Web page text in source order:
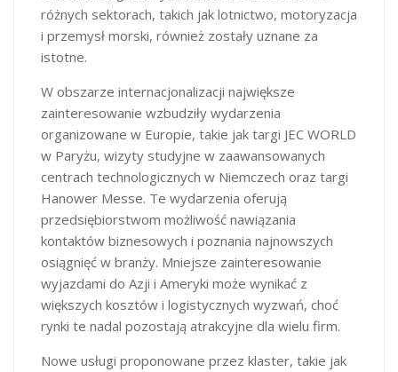
różnych sektorach, takich jak lotnictwo, motoryzacja
i przemysł morski, również zostały uznane za
istotne.
W obszarze internacjonalizacji największe
zainteresowanie wzbudziły wydarzenia
organizowane w Europie, takie jak targi JEC WORLD
w Paryżu, wizyty studyjne w zaawansowanych
centrach technologicznych w Niemczech oraz targi
Hanower Messe. Te wydarzenia oferują
przedsiębiorstwom możliwość nawiązania
kontaktów biznesowych i poznania najnowszych
osiągnięć w branży. Mniejsze zainteresowanie
wyjazdami do Azji i Ameryki może wynikać z
większych kosztów i logistycznych wyzwań, choć
rynki te nadal pozostają atrakcyjne dla wielu firm.
Nowe usługi proponowane przez klaster, takie jak